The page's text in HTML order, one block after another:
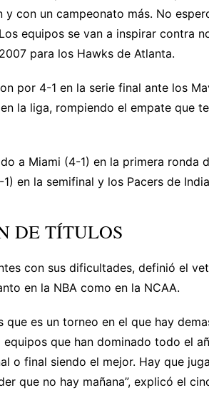
y con un campeonato más. No
equipos se van a inspirar contra
para los Hawks de Atlanta.
por 4-1 en la serie final ante los
la liga, rompiendo el empate que
a Miami (4-1) en la primera ronda
en la semifinal y los Pacers de
DE TÍTULOS
con sus dificultades, definió el
en la NBA como en la NCAA.
que es un torneo en el que hay
que han dominado todo el
o final siendo el mejor. Hay que
que no hay mañana”, explicó el